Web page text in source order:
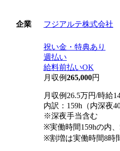
企業 フジアルテ株式会社
祝い金・特典あり
週払い
給料前払いOK
月収例265,000円
月収例26.5万円/時給
内訳：159h（内深夜
※深夜手当含む
※実働時間159hの内
※割増は実働時間8時